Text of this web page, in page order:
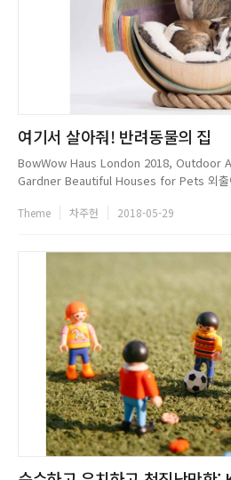
여기서 살아줘! 반려동물의 집
BowWow Haus London 2018, Outdoor
Gardner Beautiful Houses for Pets 외출
너무 밉다가도 눈망울만 보면 마음을 사르르
Theme 차주헌 2018-05-29